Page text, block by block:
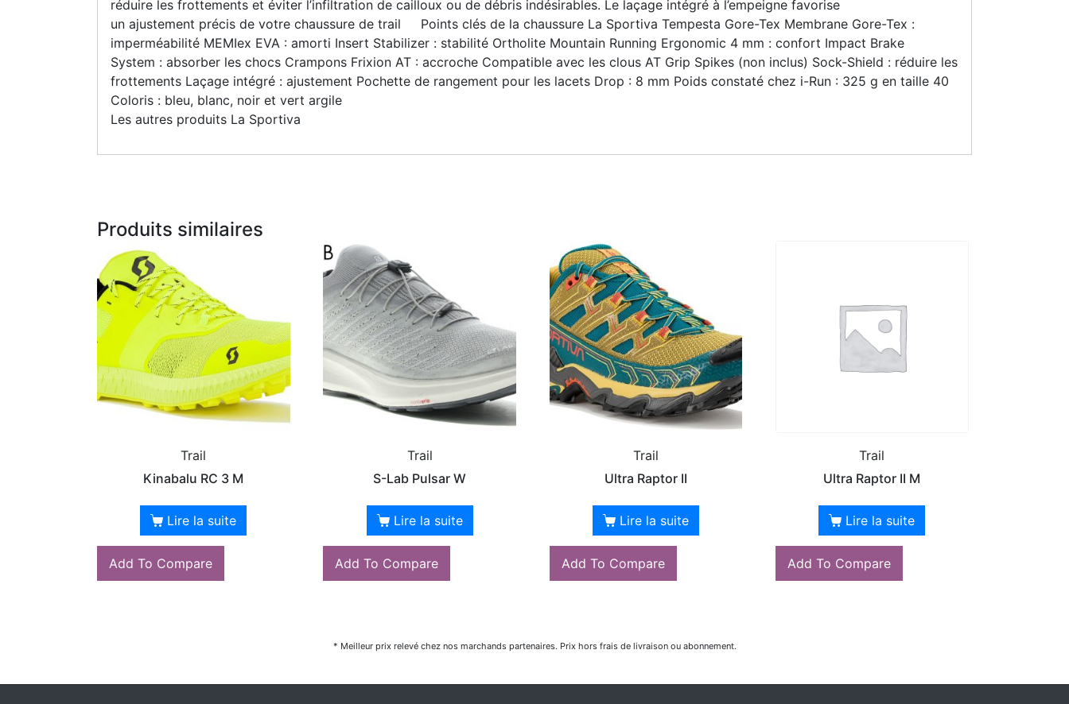
réduire les frottements et éviter l’infiltration de cailloux ou de débris indésirables. Le laçage intégré à l’empeigne favorise
un ajustement précis de votre chaussure de trail Points clés de la chaussure La Sportiva Tempesta Gore-Tex Membrane Gore-Tex :
imperméabilité MEMIex EVA : amorti Insert Stabilizer : stabilité Ortholite Mountain Running Ergonomic 4 mm : confort Impact Brake
System : absorber les chocs Crampons Frixion AT : accroche Compatible avec les clous AT Grip Spikes (non inclus) Sock-Shield : réduire les
frottements Laçage intégré : ajustement Pochette de rangement pour les lacets Drop : 8 mm Poids constaté chez i-Run : 325 g en taille 40
Coloris : bleu, blanc, noir et vert argile
Les autres produits La Sportiva
Produits similaires
Trail
Kinabalu RC 3 M
Lire la suite
Add To Compare
Trail
S-Lab Pulsar W
Lire la suite
Add To Compare
Trail
Ultra Raptor II
Lire la suite
Add To Compare
Trail
Ultra Raptor II M
Lire la suite
Add To Compare
* Meilleur prix relevé chez nos marchands partenaires. Prix hors frais de livraison ou abonnement.